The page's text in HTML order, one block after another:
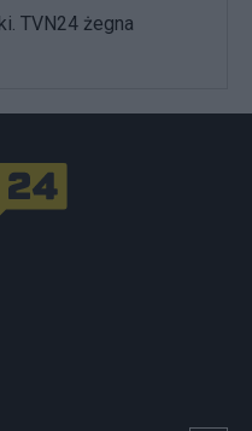
TVN24 żegna